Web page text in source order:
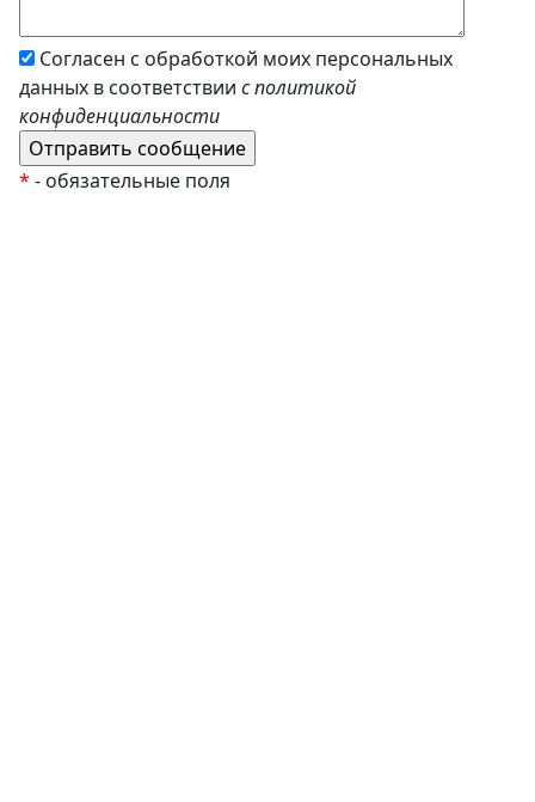
Согласен с обработкой моих персональных
данных в соответствии с политикой
конфиденциальности
* - обязательные поля